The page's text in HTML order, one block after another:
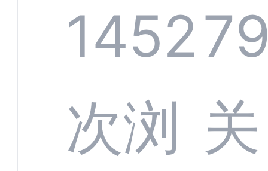
增长与
服系统
全渠道
1452
次浏 关